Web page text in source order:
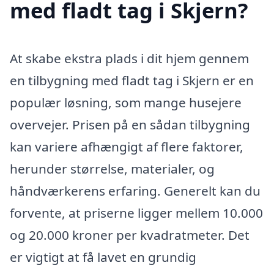
med fladt tag i Skjern?
At skabe ekstra plads i dit hjem gennem
en tilbygning med fladt tag i Skjern er en
populær løsning, som mange husejere
overvejer. Prisen på en sådan tilbygning
kan variere afhængigt af flere faktorer,
herunder størrelse, materialer, og
håndværkerens erfaring. Generelt kan du
forvente, at priserne ligger mellem 10.000
og 20.000 kroner per kvadratmeter. Det
er vigtigt at få lavet en grundig